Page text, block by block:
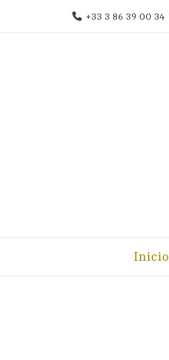
+33 3 86 39 00 34
Inicio